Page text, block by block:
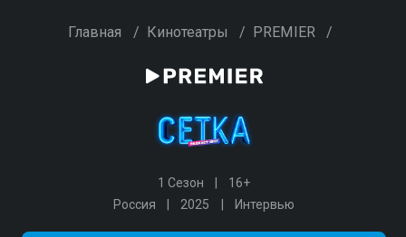
Главная / Кинотеатры / PREMIER /
1 Сезон
16+
Россия
2025 Интервью